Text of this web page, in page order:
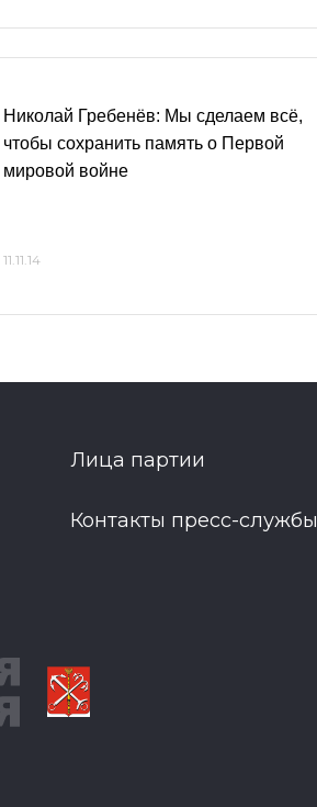
Николай Гребенёв: Мы сделаем всё,
чтобы сохранить память о Первой
мировой войне
11.11.14
Лица партии
Контакты пресс-службы